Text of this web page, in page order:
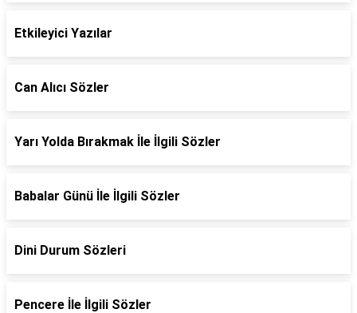
Etkileyici Yazılar
Can Alıcı Sözler
Yarı Yolda Bırakmak İle İlgili Sözler
Babalar Günü İle İlgili Sözler
Dini Durum Sözleri
Pencere İle İlgili Sözler